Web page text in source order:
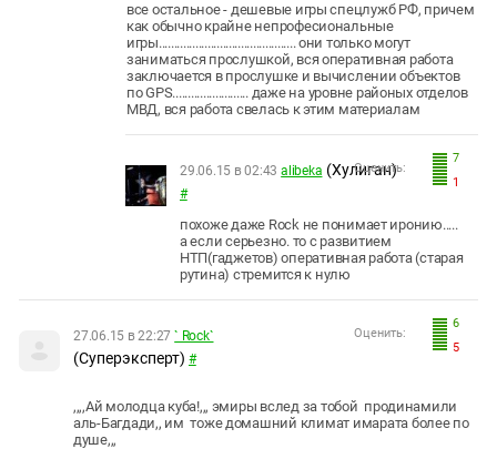
все остальное - дешевые игры спецлужб РФ, причем
как обычно крайне непрофесиональные
игры............................................. они только могут
заниматься прослушкой, вся оперативная работа
заключается в прослушке и вычислении объектов
по GPS......................... даже на уровне районых отделов
МВД, вся работа свелась к этим материалам
7
1
Оценить:
29.06.15 в 02:43 alibeka (Хулиган)
#
похоже даже Rock не понимает иронию.....
а если серьезно. то с развитием
НТП(гаджетов) оперативная работа (старая
рутина) стремится к нулю
6
5
Оценить:
27.06.15 в 22:27 ` Rock`
(Суперэксперт) #
,,,,Ай молодца куба!,,, эмиры вслед за тобой продинамили
аль-Багдади,, им тоже домашний климат имарата более по
душе,,,